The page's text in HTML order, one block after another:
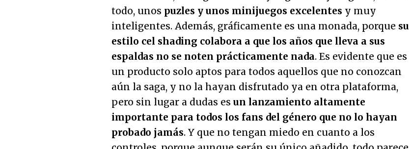
todo, unos puzles y unos minijuegos excelentes y muy
inteligentes. Además, gráficamente es una monada, porque su
estilo cel shading colabora a que los años que lleva a sus
espaldas no se noten prácticamente nada. Es evidente que es
un producto solo aptos para todos aquellos que no conozcan
aún la saga, y no la hayan disfrutado ya en otra plataforma,
pero sin lugar a dudas es un lanzamiento altamente
importante para todos los fans del género que no lo hayan
probado jamás. Y que no tengan miedo en cuanto a los